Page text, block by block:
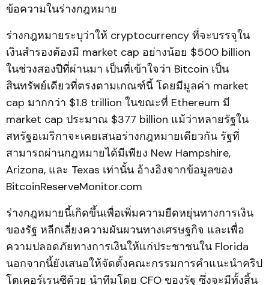
ข้อความในร่างกฎหมาย
ร่างกฎหมายระบุว่าให้ cryptocurrency ที่จะบรรจุใน
เงินสำรองต้องมี market cap อย่างน้อย $500 billion
ในช่วงสองปีที่ผ่านมา เป็นที่เข้าใจว่า Bitcoin เป็น
สินทรัพย์เดียวที่ตรงตามเกณฑ์นี้ โดยมีมูลค่า market
cap มากกว่า $1.8 trillion ในขณะที่ Ethereum มี
market cap ประมาณ $377 billion แม้ว่าหลายรัฐใน
สหรัฐอเมริกาจะเคยเสนอร่างกฎหมายเดียวกัน รัฐที่
สามารถผ่านกฎหมายได้มีเพียง New Hampshire,
Arizona, และ Texas เท่านั้น อ้างอิงจากข้อมูลของ
BitcoinReserveMonitor.com
ร่างกฎหมายนี้เกิดขึ้นเพื่อเพิ่มความยืดหยุ่นทางการเงิน
ของรัฐ หลีกเลี่ยงความผันผวนทางเศรษฐกิจ และเพื่อ
ความปลอดภัยทางการเงินให้แก่ประชาชนใน Florida
นอกจากนี้ยังเสนอให้จัดตั้งคณะกรรมการคำแนะนำคริป
โตเคอร์เรนซีด้วย นำทีมโดย CFO ของรัฐ ซึ่งจะมีทั้งสิ้น